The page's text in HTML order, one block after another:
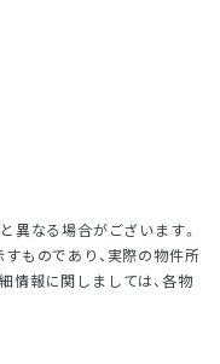
異なる場合がございます。
ものであり、実際の物件所
情報に関しましては、各物